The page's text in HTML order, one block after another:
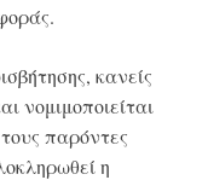
κανείς
νομιμοποιείται
παρόντες
η